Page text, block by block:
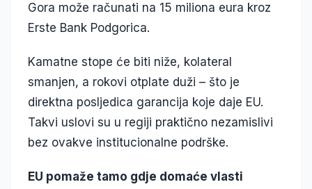
Gora može računati na 15 miliona eura kroz
Erste Bank Podgorica.
Kamatne stope će biti niže, kolateral
smanjen, a rokovi otplate duži – što je
direktna posljedica garancija koje daje EU.
Takvi uslovi su u regiji praktično nezamislivi
bez ovakve institucionalne podrške.
EU pomaže tamo gdje domaće vlasti